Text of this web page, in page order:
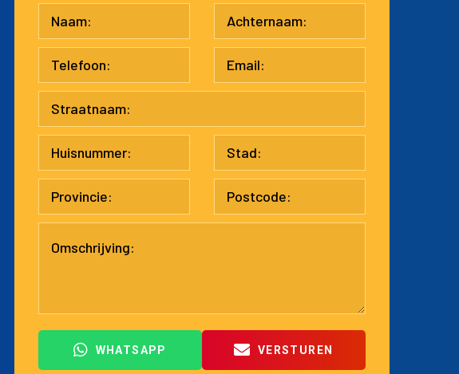
WHATSAPP VERSTUREN